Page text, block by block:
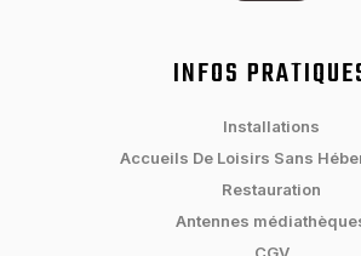
INFOS
Installations
Accueils De Loisirs Sans
Restauration
Antennes